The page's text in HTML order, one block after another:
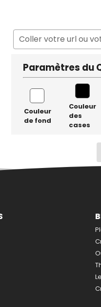
Coller votre url ou
Paramètres du
Couleur
de fond
Couleur
des
cases